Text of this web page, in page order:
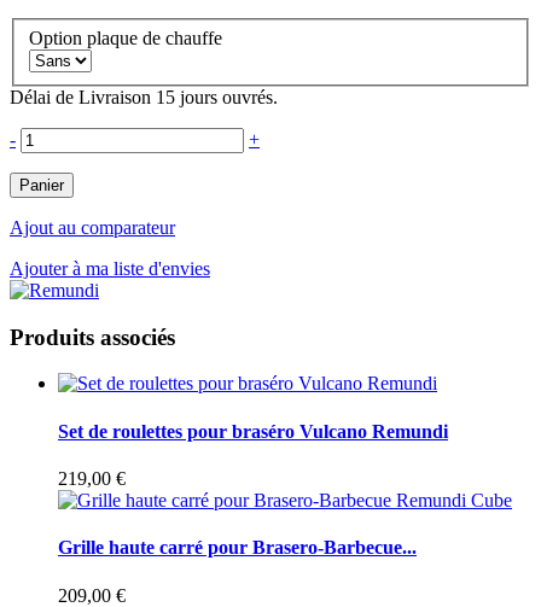
Option plaque de chauffe
Délai de Livraison 15 jours ouvrés.
- +
Panier
Ajout au comparateur
Ajouter à ma liste d'envies
Produits associés
Set de roulettes pour braséro Vulcano Remundi
219,00 €
Grille haute carré pour Brasero-Barbecue...
209,00 €